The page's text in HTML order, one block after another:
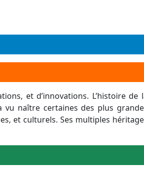
et d’innovations. L’histoire de
naître certaines des plus
et culturels. Ses multiples